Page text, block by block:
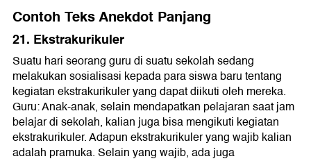
Contoh Teks Anekdot Panjang
21. Ekstrakurikuler
Suatu hari seorang guru di suatu sekolah sedang
melakukan sosialisasi kepada para siswa baru tentang
kegiatan ekstrakurikuler yang dapat diikuti oleh mereka.
Guru: Anak-anak, selain mendapatkan pelajaran saat jam
belajar di sekolah, kalian juga bisa mengikuti kegiatan
ekstrakurikuler. Adapun ekstrakurikuler yang wajib kalian
adalah pramuka. Selain yang wajib, ada juga